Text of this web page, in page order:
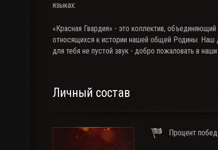
языках:
«Красная Гвардия» - это коллектив,
относящихся к истории нашей общей Родины. Наш
для тебя не пустой звук - добро пожаловать в
Личный состав
Процент побед